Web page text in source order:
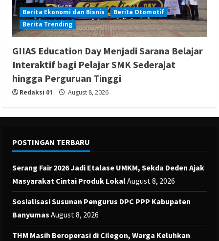
Berita Ekonomi dan Bisnis
Berita Otomotif
Berita Trending
GIIAS Education Day Menjadi Sarana Belajar
Interaktif bagi Pelajar SMK Sederajat
hingga Perguruan Tinggi
Redaksi 01 August 8, 2026
POSTINGAN TERBARU
Serang Fair 2026 Jadi Etalase UMKM, Sekda Deden Ajak
Masyarakat Cintai Produk LokalAugust 8, 2026
Sosialisasi Susunan Pengurus DPC PPP Kabupaten
Banyumas August 8, 2026
THM Masih Beroperasi di Cilegon, Warga Keluhkan